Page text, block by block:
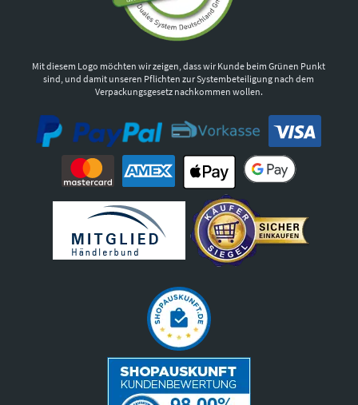
Mit diesem Logo möchten wir zeigen, dass wir Kunde beim Grünen Punkt
sind, und damit unseren Pflichten zur Systembeteiligung nach dem
Verpackungsgesetz nachkommen wollen.